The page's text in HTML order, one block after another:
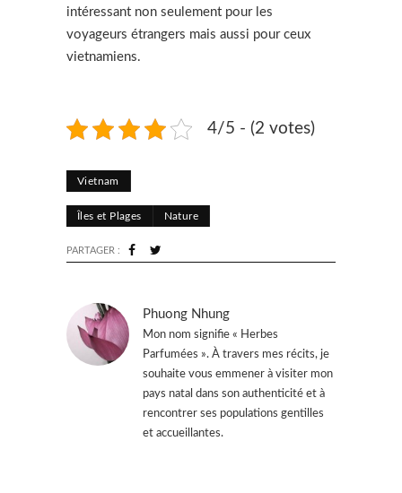
intéressant non seulement pour les
voyageurs étrangers mais aussi pour ceux
vietnamiens.
4/5 - (2 votes)
Vietnam
Îles et Plages Nature
PARTAGER :
Phuong Nhung
Mon nom signifie « Herbes
Parfumées ». À travers mes récits, je
souhaite vous emmener à visiter mon
pays natal dans son authenticité et à
rencontrer ses populations gentilles
et accueillantes.